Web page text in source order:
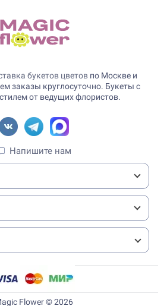
букетов цветов по Москве и
заказы круглосуточно. Букеты с
от ведущих флористов.
Напишите нам
Flower © 2026